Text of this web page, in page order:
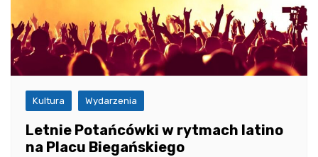
Kultura Wydarzenia
Letnie Potańcówki w rytmach latino
na Placu Biegańskiego